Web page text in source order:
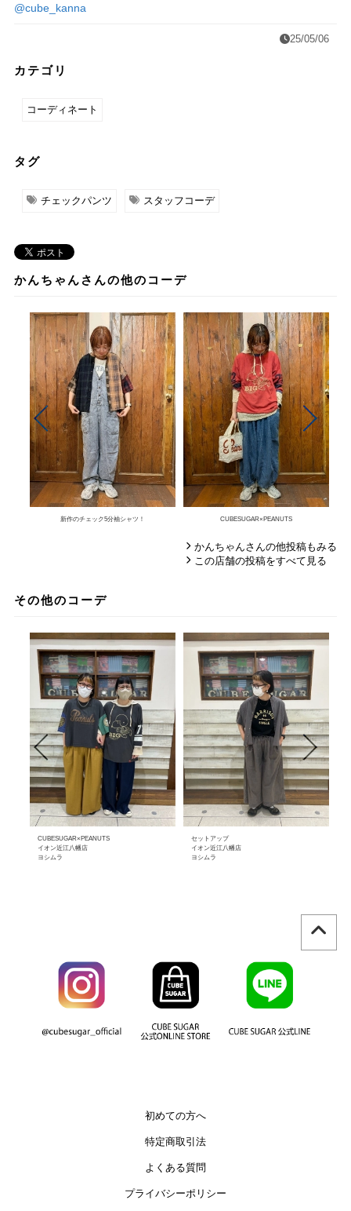
@cube_kanna
25/05/06
カテゴリ
コーディネート
タグ
チェックパンツ スタッフコーデ
かんちゃんさんの他のコーデ
新作のチェック5分袖シャツ！ CUBESUGAR×PEANUTS
かんちゃんさんの他投稿もみる
この店舗の投稿をすべて見る
その他のコーデ
CUBESUGAR×PEANUTS
イオン近江八幡店
ヨシムラ
セットアップ
イオン近江八幡店
ヨシムラ
初めての方へ
特定商取引法
よくある質問
プライバシーポリシー